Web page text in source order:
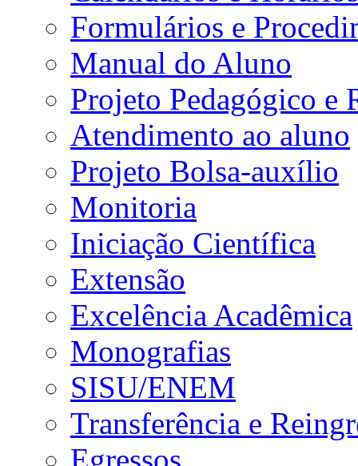
Formulários e
Manual do Aluno
Projeto Pedagógico e
Atendimento ao aluno
Projeto Bolsa-auxílio
Monitoria
Iniciação Científica
Extensão
Excelência Acadêmica
Monografias
SISU/ENEM
Transferência e
Egressos